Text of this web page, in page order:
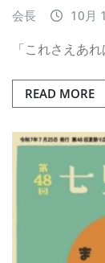
会長 10月
「これさえあ
READ MORE